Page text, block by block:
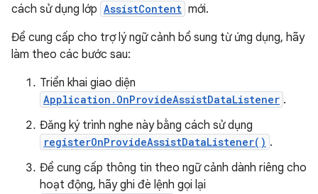
cách sử dụng lớp AssistContent mới.
Để cung cấp cho trợ lý ngữ cảnh bổ sung từ ứng dụng, hãy
làm theo các bước sau:
Triển khai giao diện
Application.OnProvideAssistDataListener .
Đăng ký trình nghe này bằng cách sử dụng
registerOnProvideAssistDataListener() .
Để cung cấp thông tin theo ngữ cảnh dành riêng cho
hoạt động, hãy ghi đè lệnh gọi lại